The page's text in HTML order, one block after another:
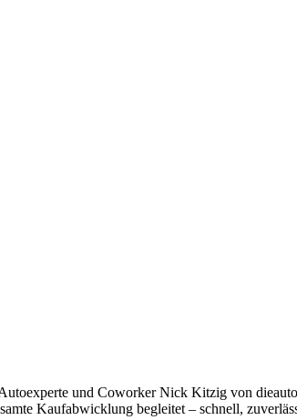
und Coworker Nick Kitzig von
Kaufabwicklung begleitet – schnell,